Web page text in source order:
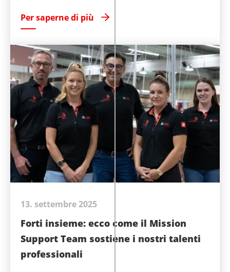
Per saperne di più
13. settembre 2025
Forti insieme: ecco come il Mission
Support Team sostiene i nostri talenti
professionali